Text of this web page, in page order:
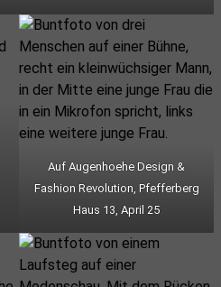
Auf Augenhoehe Design &
Fashion Revolution, Pfefferberg
Haus 13, April 25